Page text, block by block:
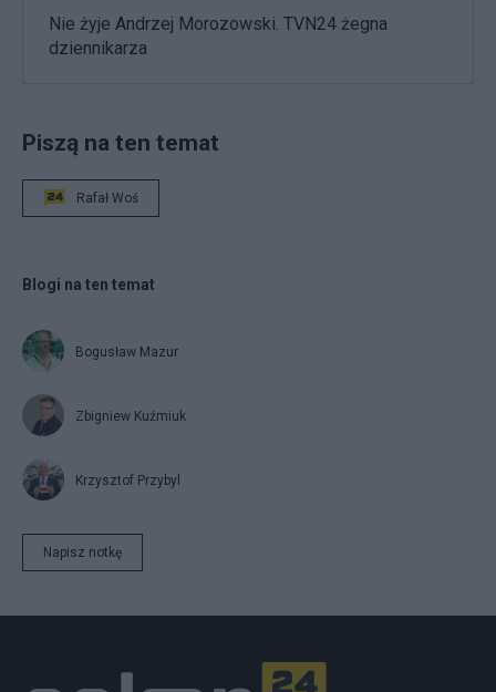
Nie żyje Andrzej Morozowski. TVN24 żegna
dziennikarza
Piszą na ten temat
Rafał Woś
Blogi na ten temat
Bogusław Mazur
Zbigniew Kuźmiuk
Krzysztof Przybyl
Napisz notkę